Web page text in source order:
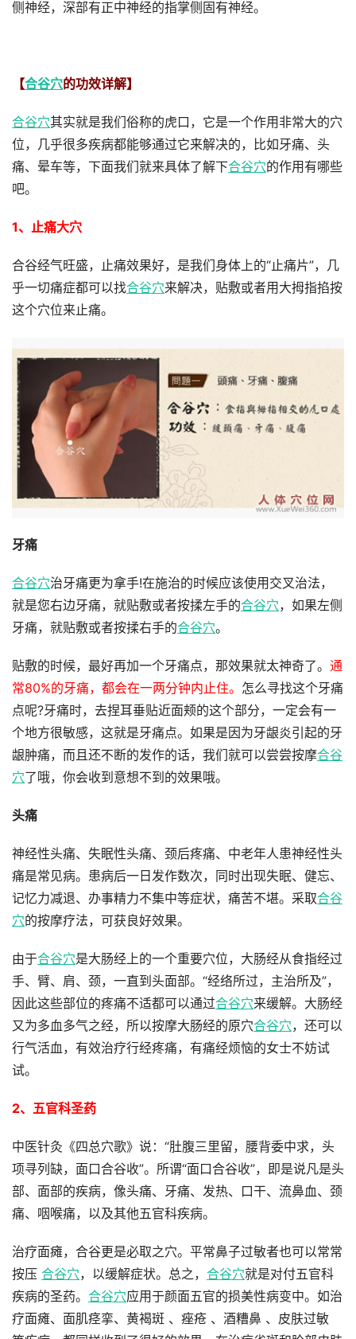
侧神经，深部有正中神经的指掌侧固有神经。
【合谷穴的功效详解】
合谷穴其实就是我们俗称的虎口，它是一个作用非常大的穴
位，几乎很多疾病都能够通过它来解决的，比如牙痛、头
痛、晕车等，下面我们就来具体了解下合谷穴的作用有哪些
吧。
1、止痛大穴
合谷经气旺盛，止痛效果好，是我们身体上的“止痛片”，几
乎一切痛症都可以找合谷穴来解决，贴敷或者用大拇指掐按
这个穴位来止痛。
牙痛
合谷穴治牙痛更为拿手!在施治的时候应该使用交叉治法，
就是您右边牙痛，就贴敷或者按揉左手的合谷穴，如果左侧
牙痛，就贴敷或者按揉右手的合谷穴。
贴敷的时候，最好再加一个牙痛点，那效果就太神奇了。 通
常80%的牙痛，都会在一两分钟内止住。 怎么寻找这个牙痛
点呢?牙痛时，去捏耳垂贴近面颊的这个部分，一定会有一
个地方很敏感，这就是牙痛点。如果是因为牙龈炎引起的牙
龈肿痛，而且还不断的发作的话，我们就可以尝尝按摩合谷
穴了哦，你会收到意想不到的效果哦。
头痛
神经性头痛、失眠性头痛、颈后疼痛、中老年人患神经性头
痛是常见病。患病后一日发作数次，同时出现失眠、健忘、
记忆力减退、办事精力不集中等症状，痛苦不堪。采取合谷
穴的按摩疗法，可获良好效果。
由于合谷穴是大肠经上的一个重要穴位，大肠经从食指经过
手、臂、肩、颈，一直到头面部。“经络所过，主治所及”，
因此这些部位的疼痛不适都可以通过合谷穴来缓解。大肠经
又为多血多气之经，所以按摩大肠经的原穴合谷穴，还可以
行气活血，有效治疗行经疼痛，有痛经烦恼的女士不妨试
试。
2、五官科圣药
中医针灸《四总穴歌》说：“肚腹三里留，腰背委中求，头
项寻列缺，面口合谷收”。所谓“面口合谷收”，即是说凡是头
部、面部的疾病，像头痛、牙痛、发热、口干、流鼻血、颈
痛、咽喉痛，以及其他五官科疾病。
治疗面瘫，合谷更是必取之穴。平常鼻子过敏者也可以常常
按压 合谷穴，以缓解症状。总之， 合谷穴就是对付五官科
疾病的圣药。 合谷穴应用于颜面五官的损美性病变中。如治
疗面瘫、面肌痉挛、黄褐斑 、痤疮 、酒糟鼻 、皮肤过敏